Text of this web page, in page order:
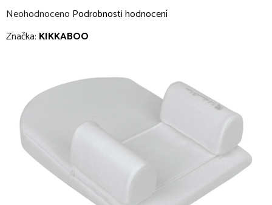
Průměrné
hodnocení
Neohodnoceno Podrobnosti hodnocení
Značka: KIKKABOO